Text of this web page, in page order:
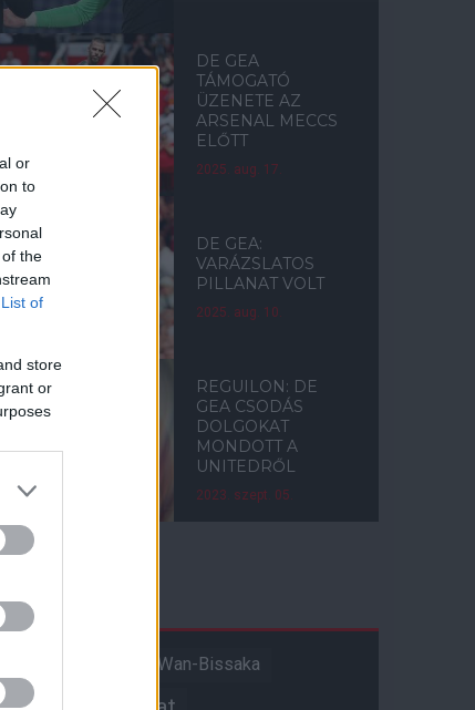
or
to
the
List of
store
or
DE GEA
TÁMOGATÓ
ÜZENETE AZ
ARSENAL MECCS
ELŐTT
2025. aug. 17.
DE GEA:
VARÁZSLATOS
PILLANAT VOLT
2025. aug. 10.
REGUILON: DE
GEA CSODÁS
DOLGOKAT
MONDOTT A
UNITEDRŐL
2023. szept. 05.
Aaron Wan-Bissaka